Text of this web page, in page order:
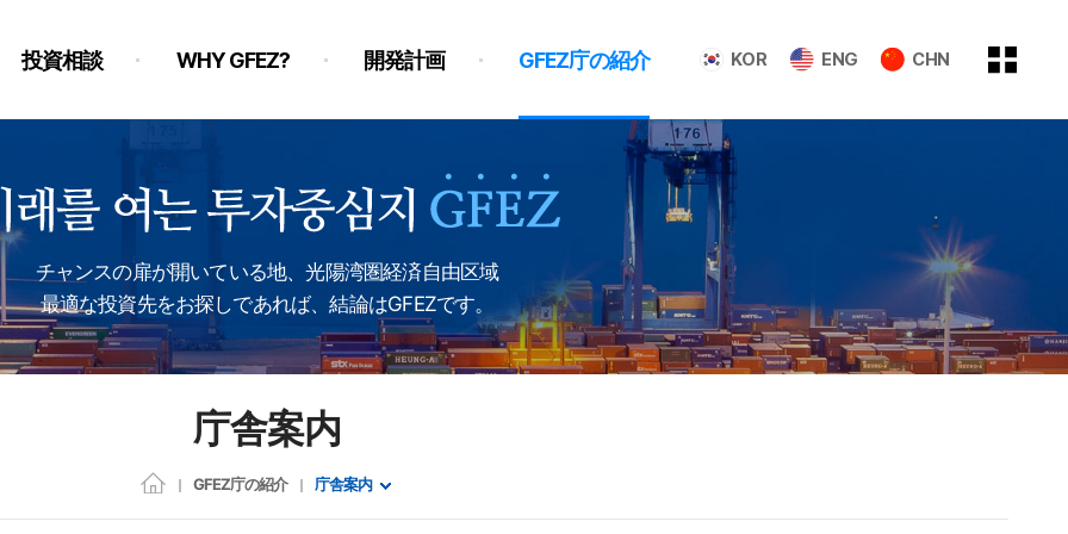
KOR ENG CHN
投資相談 WHY GFEZ? 開発計画 GFEZ庁の紹介
チャンスの扉が開いている地、光陽湾圏経済自由区域
最適な投資先をお探しであれば、結論はGFEZです。
庁舎案内
GFEZ庁の紹介 庁舎案内